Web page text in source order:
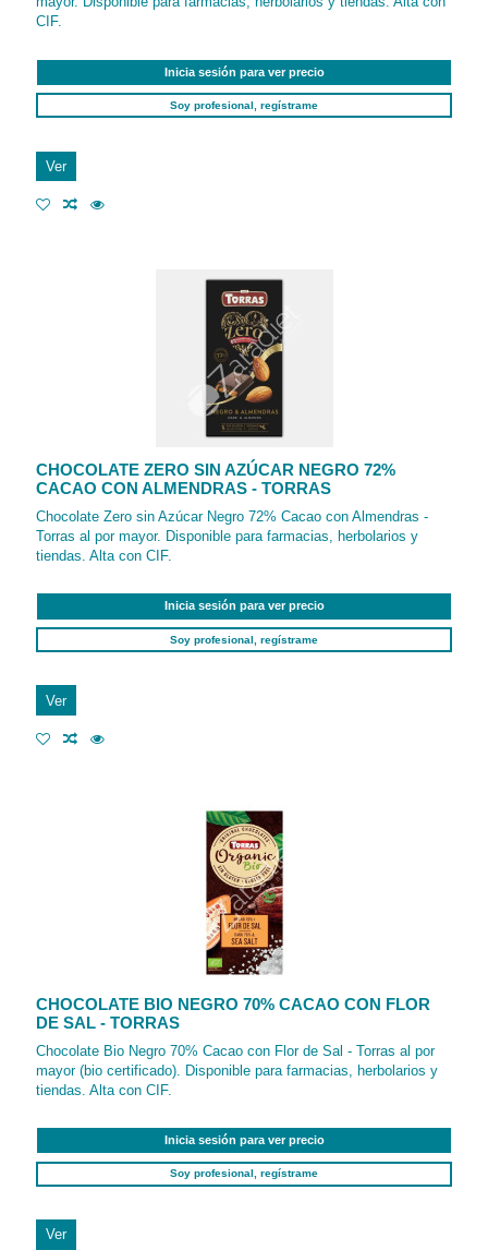
CIF.
Inicia sesión para ver precio
Soy profesional, regístrame
Ver
CHOCOLATE ZERO SIN AZÚCAR NEGRO 72%
CACAO CON ALMENDRAS - TORRAS
Chocolate Zero sin Azúcar Negro 72% Cacao con Almendras -
Torras al por mayor. Disponible para farmacias, herbolarios y
tiendas. Alta con CIF.
Inicia sesión para ver precio
Soy profesional, regístrame
Ver
CHOCOLATE BIO NEGRO 70% CACAO CON FLOR
DE SAL - TORRAS
Chocolate Bio Negro 70% Cacao con Flor de Sal - Torras al por
mayor (bio certificado). Disponible para farmacias, herbolarios y
tiendas. Alta con CIF.
Inicia sesión para ver precio
Soy profesional, regístrame
Ver